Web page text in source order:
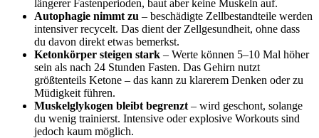
längerer Fastenperioden, baut aber keine Muskeln auf.
Autophagie nimmt zu – beschädigte Zellbestandteile werden
intensiver recycelt. Das dient der Zellgesundheit, ohne dass
du davon direkt etwas bemerkst.
Ketonkörper steigen stark – Werte können 5–10 Mal höher
sein als nach 24 Stunden Fasten. Das Gehirn nutzt
größtenteils Ketone – das kann zu klarerem Denken oder zu
Müdigkeit führen.
Muskelglykogen bleibt begrenzt – wird geschont, solange
du wenig trainierst. Intensive oder explosive Workouts sind
jedoch kaum möglich.